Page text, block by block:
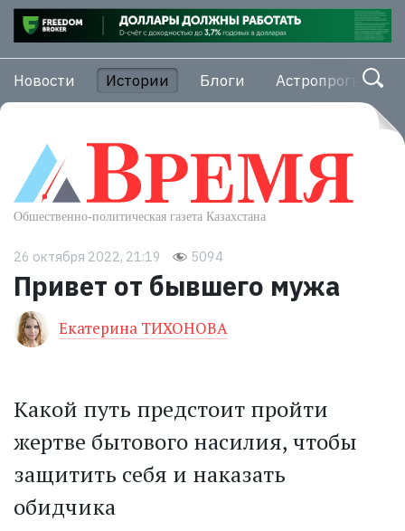
Новости Истории Блоги Астропрогноз
26 октября 2022, 21:19 5094
Привет от бывшего мужа
Екатерина ТИХОНОВА
Какой путь предстоит пройти
жертве бытового насилия, чтобы
защитить себя и наказать
обидчика